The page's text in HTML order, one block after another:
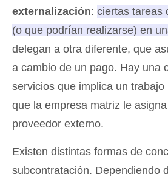
externalización: ciertas tareas
(o que podrían realizarse) en
delegan a otra diferente, que
a cambio de un pago. Hay una
servicios que implica un trabajo
que la empresa matriz le
proveedor externo.
Existen distintas formas de
subcontratación. Dependiendo